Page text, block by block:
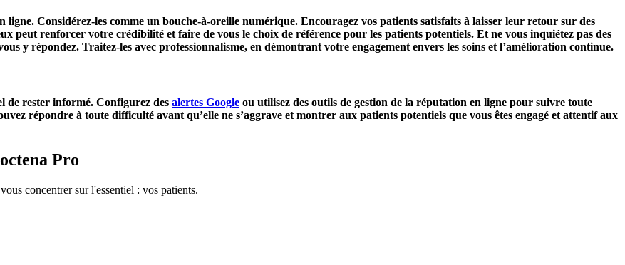
Considérez-les comme un bouche-à-oreille numérique. Encouragez vos patients satisfaits à laisser leur retour sur des
peut renforcer votre crédibilité et faire de vous le choix de référence pour les patients potentiels. Et ne vous inquiétez pas des
y répondez. Traitez-les avec professionnalisme, en démontrant votre engagement envers les soins et l’amélioration continue.
de rester informé. Configurez des alertes Google ou utilisez des outils de gestion de la réputation en ligne pour suivre toute
répondre à toute difficulté avant qu’elle ne s’aggrave et montrer aux patients potentiels que vous êtes engagé et attentif aux
Pro
concentrer sur l'essentiel : vos patients.